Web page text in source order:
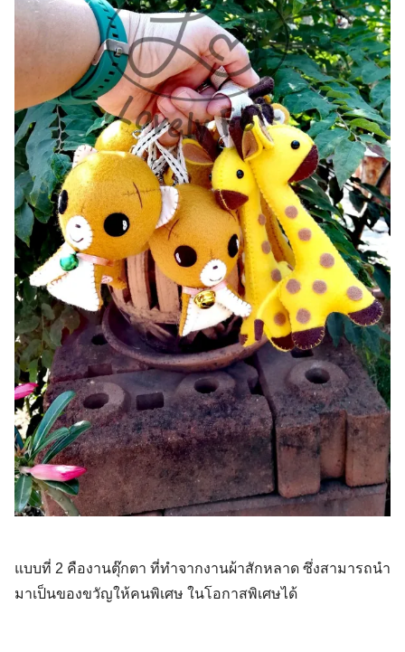
แบบที่ 2 คืองานตุ๊กตา ที่ทำจากงานผ้าสักหลาด ซึ่งสามารถนำ
มาเป็นของขวัญให้คนพิเศษ ในโอกาสพิเศษได้